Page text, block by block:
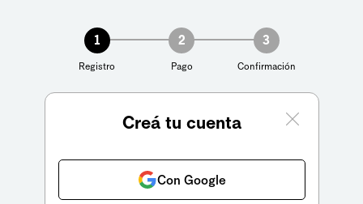
1
Registro
2
Pago
3
Confirmación
Creá tu cuenta
Con Google